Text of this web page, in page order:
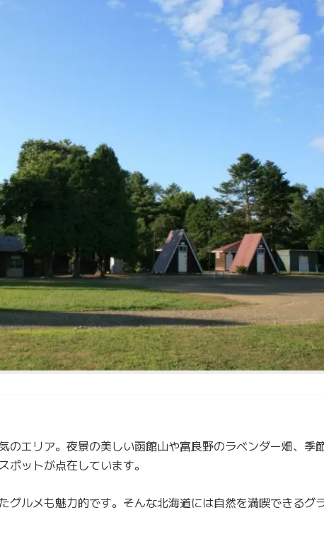
のエリア。夜景の美しい函館山や富良野のラベンダー畑、季
ットが点在しています。
グルメも魅力的です。そんな北海道には自然を満喫できるグ